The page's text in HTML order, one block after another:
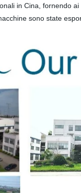
in Cina, fornendo
sono state